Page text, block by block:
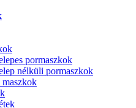
pormaszkok
nélküli pormaszkok